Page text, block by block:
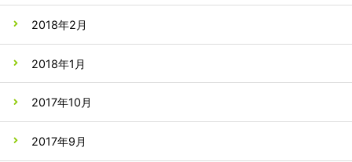
2018年2月
2018年1月
2017年10月
2017年9月